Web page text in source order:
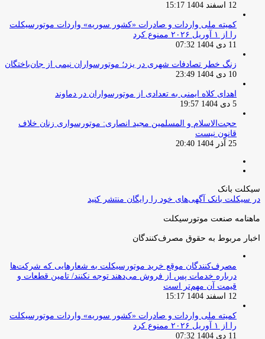
12 اسفند 1404 15:17
کمیته ملی واردات و صادرات «کشور سوریه» واردات موتورسیکلت
را از ۱ آوریل ۲۰۲۶ ممنوع کرد
11 دی 1404 07:32
زنگ خطر تصادفات شهری در یزد؛ موتورسواران نیمی از جان‌باختگان
10 دی 1404 23:49
اهدای کلاه ایمنی به تعدادی از موتورسواران در دماوند
5 دی 1404 19:57
حجت‌الاسلام و المسلمین مجید انصاری: موتورسواری زنان خلاف
قانون نیست
25 آذر 1404 20:40
سیکلت بانک
در سیکلت بانک آگهی‌های خود را رایگان منتشر کنید
ماهنامه صنعت موتورسیکلت
اخبار مربوط به حقوق مصرف‌کنندگان
مصرف‌کنندگان موقع خرید موتورسیکلت به شعارهایی که شرکت‌ها
درباره خدمات پس از فروش می‌دهند توجه نکنند/ تامین قطعات و
قیمت آن مهم‌تر است
12 اسفند 1404 15:17
کمیته ملی واردات و صادرات «کشور سوریه» واردات موتورسیکلت
را از ۱ آوریل ۲۰۲۶ ممنوع کرد
11 دی 1404 07:32